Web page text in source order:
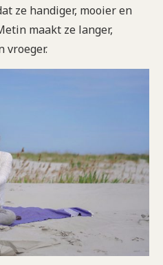
ze handiger, mooier en
maakt ze langer,
vroeger.